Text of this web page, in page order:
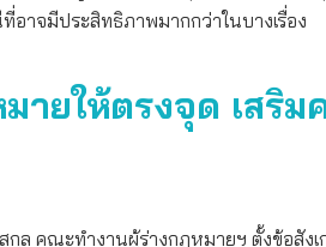
อาจมีประสิทธิภาพมากกว่าในบางเรื่อง
ายให้ตรงจุด เสริม
กุล คณะทำงานผู้ร่างกฎหมายฯ ตั้งข้อสังเ